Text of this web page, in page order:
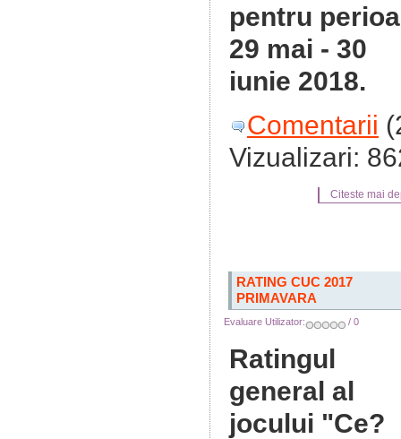
pentru
29 mai - 30
iunie 2018.
Comentarii
Vizualizari:
Citeste mai
RATING CUC 2017
PRIMAVARA
Evaluare Utilizator: / 0
Ratingul
general al
jocului "Ce?